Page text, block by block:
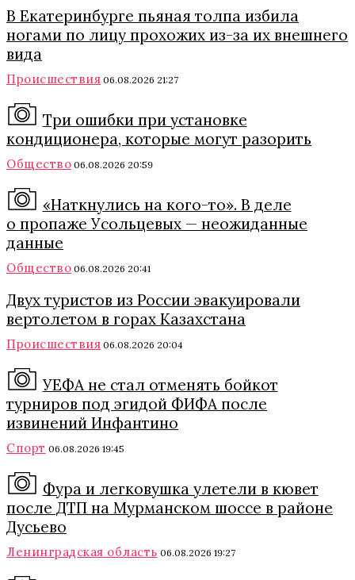
В Екатеринбурге пьяная толпа избила
ногами по лицу прохожих из-за их внешнего
вида
Происшествия 06.08.2026 21:27
Три ошибки при установке
кондиционера, которые могут разорить
Общество 06.08.2026 20:59
«Наткнулись на кого-то». В деле
о пропаже Усольцевых — неожиданные
данные
Общество 06.08.2026 20:41
Двух туристов из России эвакуировали
вертолетом в горах Казахстана
Происшествия 06.08.2026 20:04
УЕФА не стал отменять бойкот
турниров под эгидой ФИФА после
извинений Инфантино
Спорт 06.08.2026 19:45
Фура и легковушка улетели в кювет
после ДТП на Мурманском шоссе в районе
Дусьево
Ленинградская область 06.08.2026 19:27